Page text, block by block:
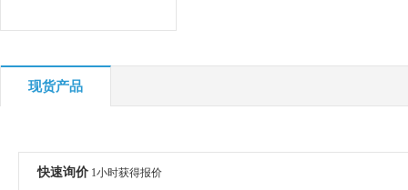
现货产品
快速询价 1小时获得报价